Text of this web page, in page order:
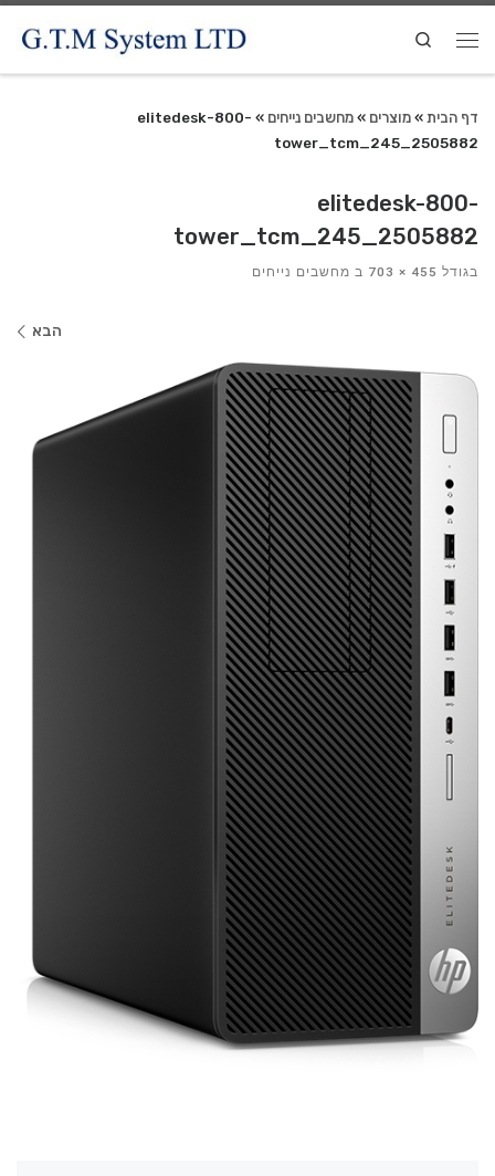
Search
דף הבית »מוצרים »מחשבים נייחים »
elitedesk-800-
tower_tcm_245_2505882
elitedesk-800-
tower_tcm_245_2505882
בגודל ב מחשבים נייחים
הבא